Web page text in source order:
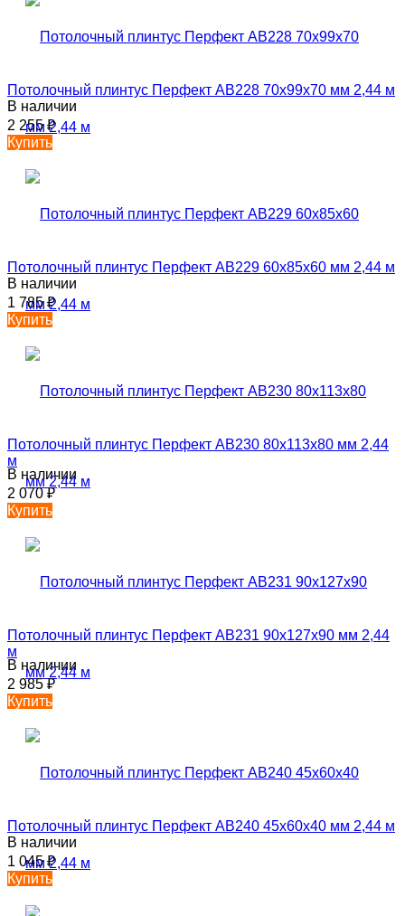
Потолочный плинтус Перфект AB228 70х99х70 мм 2,44 м
В наличии
2 255₽
Купить
Потолочный плинтус Перфект AB229 60х85х60 мм 2,44 м
В наличии
1 785₽
Купить
Потолочный плинтус Перфект AB230 80х113х80 мм 2,44
м
В наличии
2 070₽
Купить
Потолочный плинтус Перфект AB231 90х127х90 мм 2,44
м
В наличии
2 985₽
Купить
Потолочный плинтус Перфект AB240 45х60х40 мм 2,44 м
В наличии
1 045₽
Купить